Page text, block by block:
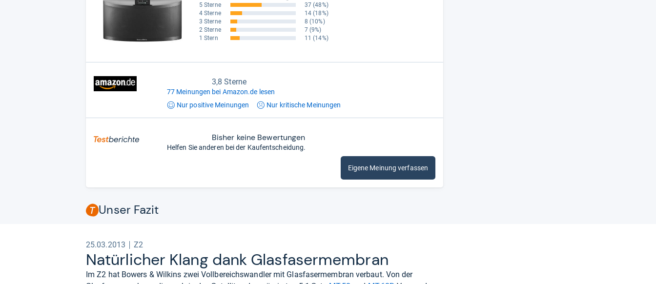
5 Sterne 37 (48%)
4 Sterne
14 (18%)
3 Sterne
8 (10%)
2 Sterne
7 (9%)
1 Stern
11 (14%)
3,8 Sterne
77 Meinungen bei Amazon.de lesen
Nur positive Meinungen Nur kritische Meinungen
Bisher keine Bewertungen
Helfen Sie anderen bei der Kaufentscheidung.
Eigene Meinung verfassen
Unser Fazit
25.03.2013 Z2
Natür­li­cher Klang dank Glas­fa­ser­mem­bran
Im Z2 hat Bowers & Wilkins zwei Vollbereichswandler mit Glasfasermembran verbaut. Von der